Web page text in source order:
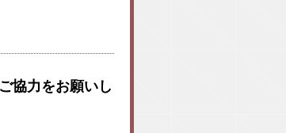
協力をお願いし